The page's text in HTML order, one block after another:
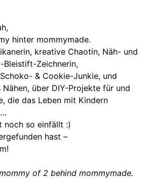
hinter mommymade.
kreative Chaotin, Näh- und
Zeichnerin,
& Cookie-Junkie, und
Nähen, über DIY-Projekte für und
die das Leben mit Kindern
noch so einfällt :)
hast –
of 2 behind mommymade.